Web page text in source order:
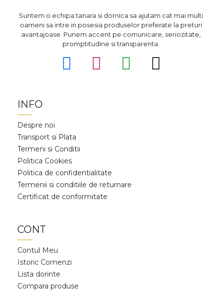
Suntem o echipa tanara si dornica sa ajutam cat mai multi
oameni sa intre in posesia produselor preferate la preturi
avantajoase. Punem accent pe comunicare, seriozitate,
promptitudine si transparenta.
INFO
Despre noi
Transport si Plata
Termeni si Conditii
Politica Cookies
Politica de confidentialitate
Termenii si conditiile de returnare
Certificat de conformitate
CONT
Contul Meu
Istoric Comenzi
Lista dorinte
Compara produse